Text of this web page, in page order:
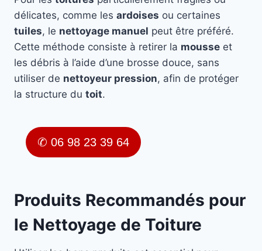
délicates, comme les ardoises ou certaines
tuiles, le nettoyage manuel peut être préféré.
Cette méthode consiste à retirer la mousse et
les débris à l’aide d’une brosse douce, sans
utiliser de nettoyeur pression, afin de protéger
la structure du toit.
✆ 06 98 23 39 64
Produits Recommandés pour
le Nettoyage de Toiture